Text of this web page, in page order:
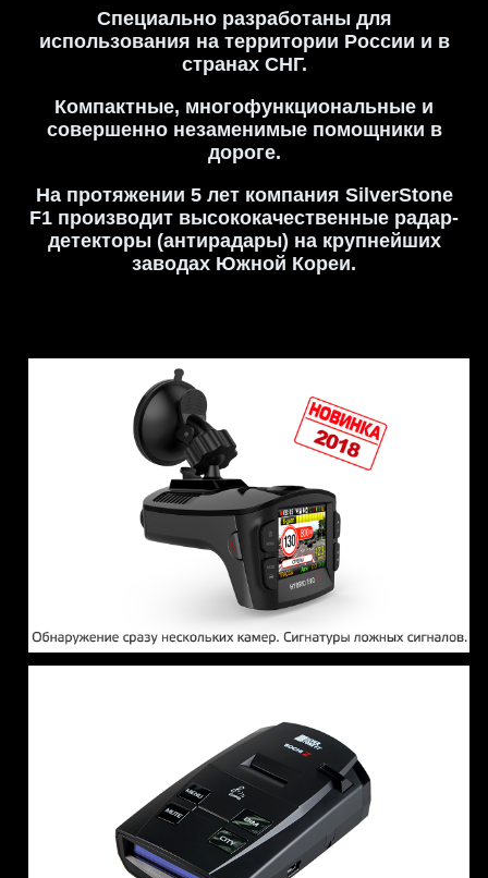
Специально разработаны для
использования на территории России и в
странах СНГ.
Компактные, многофункциональные и
совершенно незаменимые помощники в
дороге.
На протяжении 5 лет компания SilverStone
F1 производит высококачественные радар-
детекторы (антирадары) на крупнейших
заводах Южной Кореи.